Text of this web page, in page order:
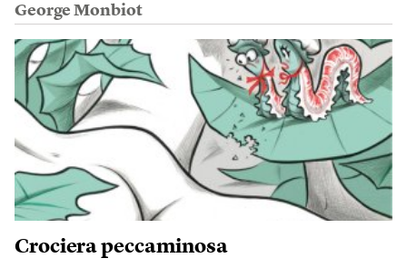
George Monbiot
Crociera peccaminosa